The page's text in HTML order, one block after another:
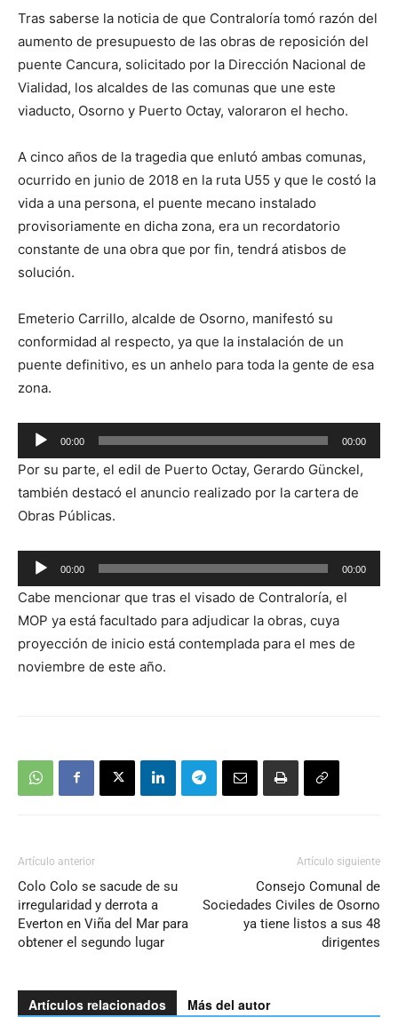
Tras saberse la noticia de que Contraloría tomó razón del
aumento de presupuesto de las obras de reposición del
puente Cancura, solicitado por la Dirección Nacional de
Vialidad, los alcaldes de las comunas que une este
viaducto, Osorno y Puerto Octay, valoraron el hecho.
A cinco años de la tragedia que enlutó ambas comunas,
ocurrido en junio de 2018 en la ruta U55 y que le costó la
vida a una persona, el puente mecano instalado
provisoriamente en dicha zona, era un recordatorio
constante de una obra que por fin, tendrá atisbos de
solución.
Emeterio Carrillo, alcalde de Osorno, manifestó su
conformidad al respecto, ya que la instalación de un
puente definitivo, es un anhelo para toda la gente de esa
zona.
Reproductor
de
audio
00:00 00:00
Por su parte, el edil de Puerto Octay, Gerardo Günckel,
también destacó el anuncio realizado por la cartera de
Obras Públicas.
Reproductor
de
audio
00:00 00:00
Cabe mencionar que tras el visado de Contraloría, el
MOP ya está facultado para adjudicar la obras, cuya
proyección de inicio está contemplada para el mes de
noviembre de este año.
Artículo anterior
Colo Colo se sacude de su
irregularidad y derrota a
Everton en Viña del Mar para
obtener el segundo lugar
Artículo siguiente
Consejo Comunal de
Sociedades Civiles de Osorno
ya tiene listos a sus 48
dirigentes
Artículos relacionados Más del autor